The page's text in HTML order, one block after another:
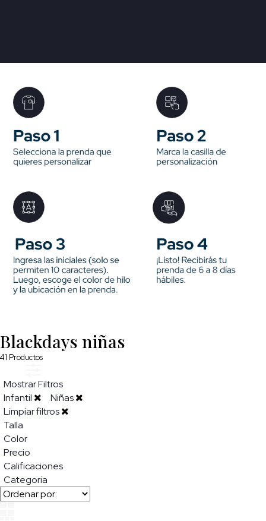
Blackdays niñas
41 Productos
Mostrar Filtros
Infantil
Niñas
Limpiar filtros
Talla
Color
Precio
Calificaciones
Categoria